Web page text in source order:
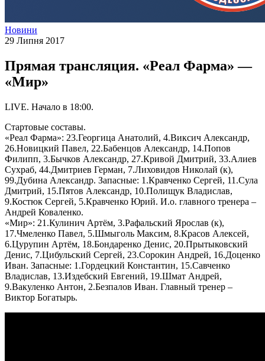
Новини
29 Липня 2017
Прямая трансляция. «Реал Фарма» —
«Мир»
LIVE. Начало в 18:00.
Стартовые составы.
«Реал Фарма»: 23.Георгица Анатолий, 4.Виксич Александр,
26.Новицкий Павел, 22.Бабенцов Александр, 14.Попов
Филипп, 3.Бычков Александр, 27.Кривой Дмитрий, 33.Алиев
Сухраб, 44.Дмитриев Герман, 7.Лиховидов Николай (к),
99.Дубина Александр. Запасные: 1.Кравченко Сергей, 11.Сула
Дмитрий, 15.Пятов Александр, 10.Полищук Владислав,
9.Костюк Сергей, 5.Кравченко Юрий. И.о. главного тренера –
Андрей Коваленко.
«Мир»: 21.Кулинич Артём, 3.Рафальский Ярослав (к),
17.Чмеленко Павел, 5.Шмыголь Максим, 8.Красов Алексей,
6.Цурупин Артём, 18.Бондаренко Денис, 20.Прытыковский
Денис, 7.Цибульский Сергей, 23.Сорокин Андрей, 16.Доценко
Иван. Запасные: 1.Гордецкий Константин, 15.Савченко
Владислав, 13.Издебский Евгений, 19.Шмат Андрей,
9.Вакуленко Антон, 2.Безпалов Иван. Главный тренер –
Виктор Богатырь.